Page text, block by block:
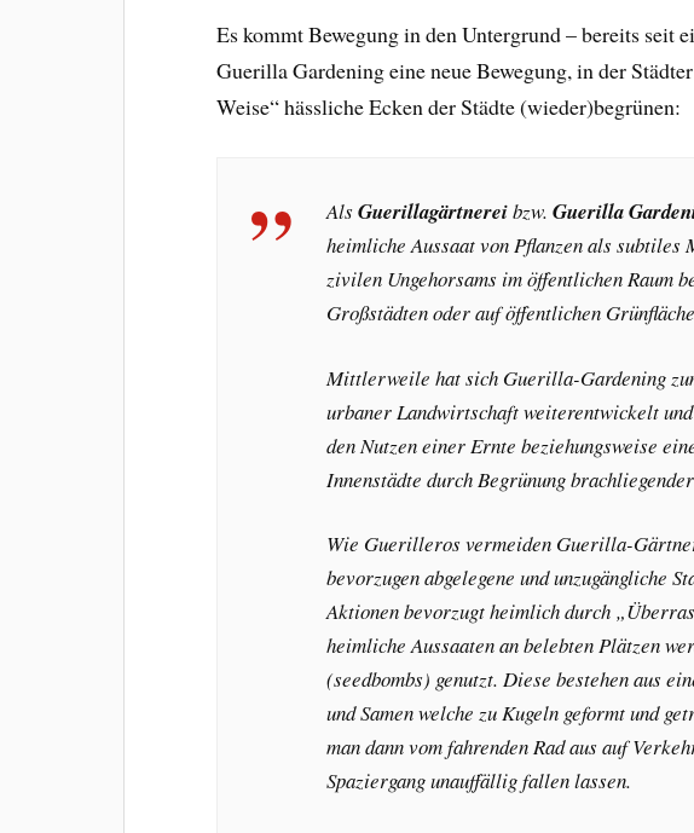
Es kommt Bewegung in den Untergrund – bereits seit
Guerilla Gardening eine neue Bewegung, in der
Weise“ hässliche Ecken der Städte (wieder)begrünen:
AlsGuerillagärtnereibzw.Guerilla
heimliche Aussaat von Pflanzen als
zivilen Ungehorsams im öffentlichen Raum
Großstädten oder auf öffentlichen
Mittlerweile hat sich Guerilla-Gardening
urbaner Landwirtschaft weiterentwickelt
den Nutzen einer Ernte beziehungsweise
Innenstädte durch Begrünung
Wie Guerilleros vermeiden Guerilla-
bevorzugen abgelegene und unzugängliche
Aktionen bevorzugt heimlich durch
heimliche Aussaaten an belebten Plätzen
(seedbombs) genutzt. Diese bestehen aus
und Samen welche zu Kugeln geformt und
man dann vom fahrenden Rad aus auf
Spaziergang unauffällig fallen lassen.